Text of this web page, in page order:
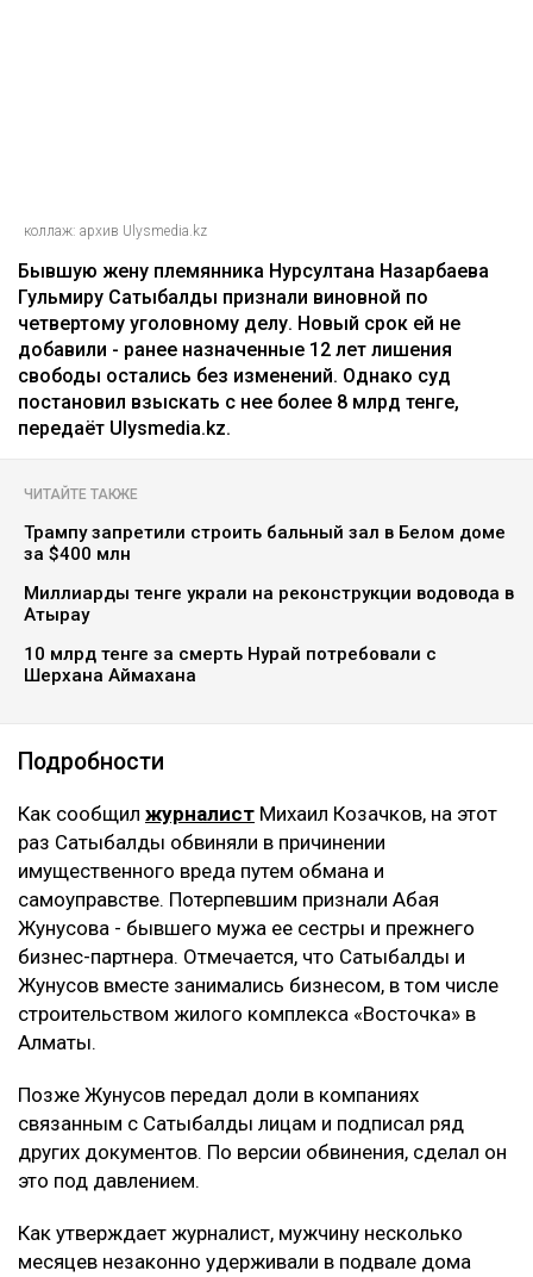
коллаж: архив Ulysmedia.kz
Бывшую жену племянника Нурсултана Назарбаева
Гульмиру Сатыбалды признали виновной по
четвертому уголовному делу. Новый срок ей не
добавили - ранее назначенные 12 лет лишения
свободы остались без изменений. Однако суд
постановил взыскать с нее более 8 млрд тенге,
передаёт Ulysmedia.kz.
ЧИТАЙТЕ ТАКЖЕ
Трампу запретили строить бальный зал в Белом доме
за $400 млн
Миллиарды тенге украли на реконструкции водовода в
Атырау
10 млрд тенге за смерть Нурай потребовали с
Шерхана Аймахана
Подробности
Как сообщил журналист Михаил Козачков, на этот
раз Сатыбалды обвиняли в причинении
имущественного вреда путем обмана и
самоуправстве. Потерпевшим признали Абая
Жунусова - бывшего мужа ее сестры и прежнего
бизнес-партнера. Отмечается, что Сатыбалды и
Жунусов вместе занимались бизнесом, в том числе
строительством жилого комплекса «Восточка» в
Алматы.
Позже Жунусов передал доли в компаниях
связанным с Сатыбалды лицам и подписал ряд
других документов. По версии обвинения, сделал он
это под давлением.
Как утверждает журналист, мужчину несколько
месяцев незаконно удерживали в подвале дома